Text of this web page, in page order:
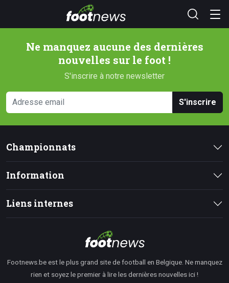
Ne manquez aucune des dernières
nouvelles sur le foot !
S'inscrire à notre newsletter
S'inscrire
Championnats
Information
Liens internes
Footnews.be est le plus grand site de football en Belgique. Ne manquez
rien et soyez le premier à lire les dernières nouvelles ici !